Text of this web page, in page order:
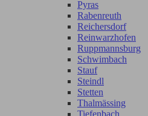
Pyras
Rabenreuth
Reichersdorf
Reinwarzhofen
Ruppmannsburg
Schwimbach
Stauf
Steindl
Stetten
Thalmässing
Tiefenbach